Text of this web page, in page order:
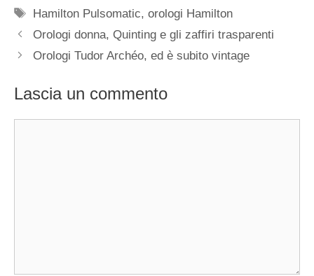
Tag
Hamilton Pulsomatic,orologi Hamilton
Navigazione
articolo
Orologi donna, Quinting e gli zaffiri trasparenti
Orologi Tudor Archéo, ed è subito vintage
Lascia un commento